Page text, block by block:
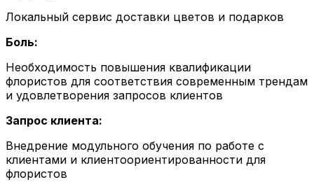
Локальный сервис доставки цветов и подарков
Боль:
Необходимость повышения квалификации
флористов для соответствия современным трендам
и удовлетворения запросов клиентов
Запрос клиента:
Внедрение модульного обучения по работе с
клиентами и клиентоориентированности для
флористов